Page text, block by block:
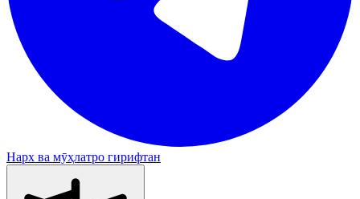
Нарх ва мӯҳлатро гирифтан